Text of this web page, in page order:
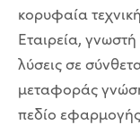
κορυφαία
Εταιρεία, γνωστή
λύσεις σε
μεταφοράς
πεδίο